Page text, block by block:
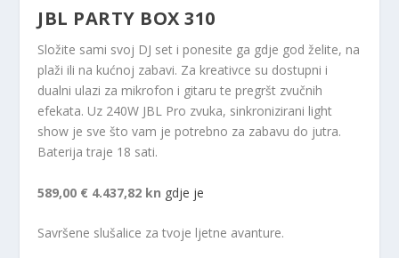
JBL PARTY BOX 310
Složite sami svoj DJ set i ponesite ga gdje god želite, na
plaži ili na kućnoj zabavi. Za kreativce su dostupni i
dualni ulazi za mikrofon i gitaru te pregršt zvučnih
efekata. Uz 240W JBL Pro zvuka, sinkronizirani light
show je sve što vam je potrebno za zabavu do jutra.
Baterija traje 18 sati.
589,00 € 4.437,82 kn gdje je
Savršene slušalice za tvoje ljetne avanture.